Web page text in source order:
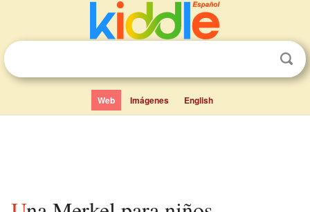
Web Imágenes English